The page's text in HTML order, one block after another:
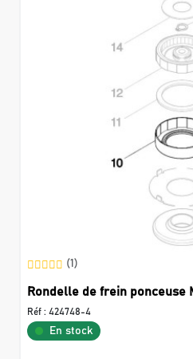
(1)
Rondelle de frein ponceuse
Réf : 424748-4
En stock